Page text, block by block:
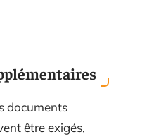
documents
être exigés,